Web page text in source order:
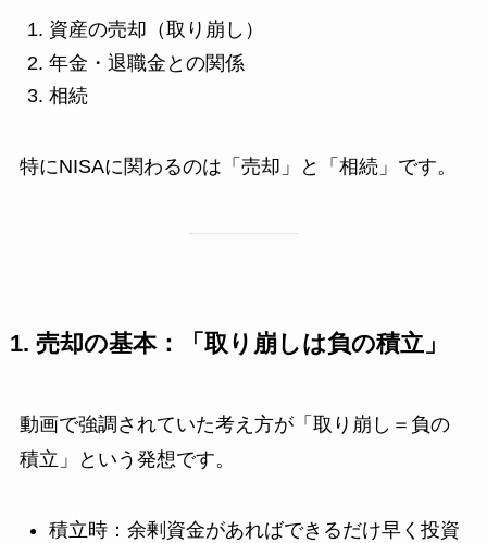
資産の売却（取り崩し）
年金・退職金との関係
相続
特にNISAに関わるのは「売却」と「相続」です。
1. 売却の基本：「取り崩しは負の積立」
動画で強調されていた考え方が「取り崩し＝負の
積立」という発想です。
積立時：余剰資金があればできるだけ早く投資